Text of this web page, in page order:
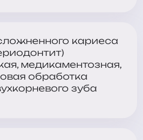
кариеса
медикаментозная,
обработка
зуба